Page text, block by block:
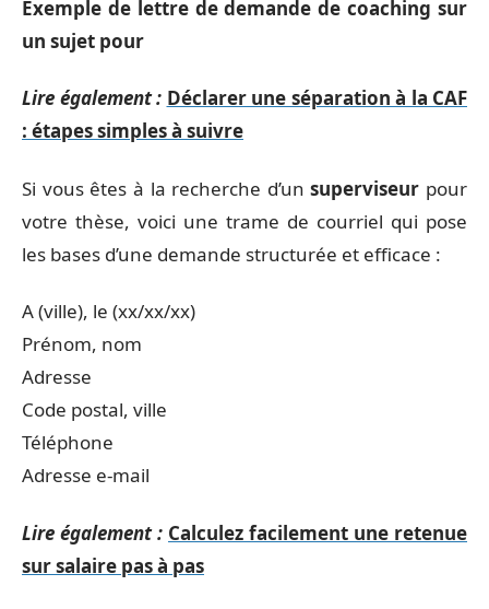
Exemple de lettre de demande de coaching sur
un sujet pour
Lire également : Déclarer une séparation à la CAF
: étapes simples à suivre
Si vous êtes à la recherche d’unsuperviseur pour
votre thèse, voici une trame de courriel qui pose
les bases d’une demande structurée et efficace :
A (ville), le (xx/xx/xx)
Prénom, nom
Adresse
Code postal, ville
Téléphone
Adresse e-mail
Lire également : Calculez facilement une retenue
sur salaire pas à pas